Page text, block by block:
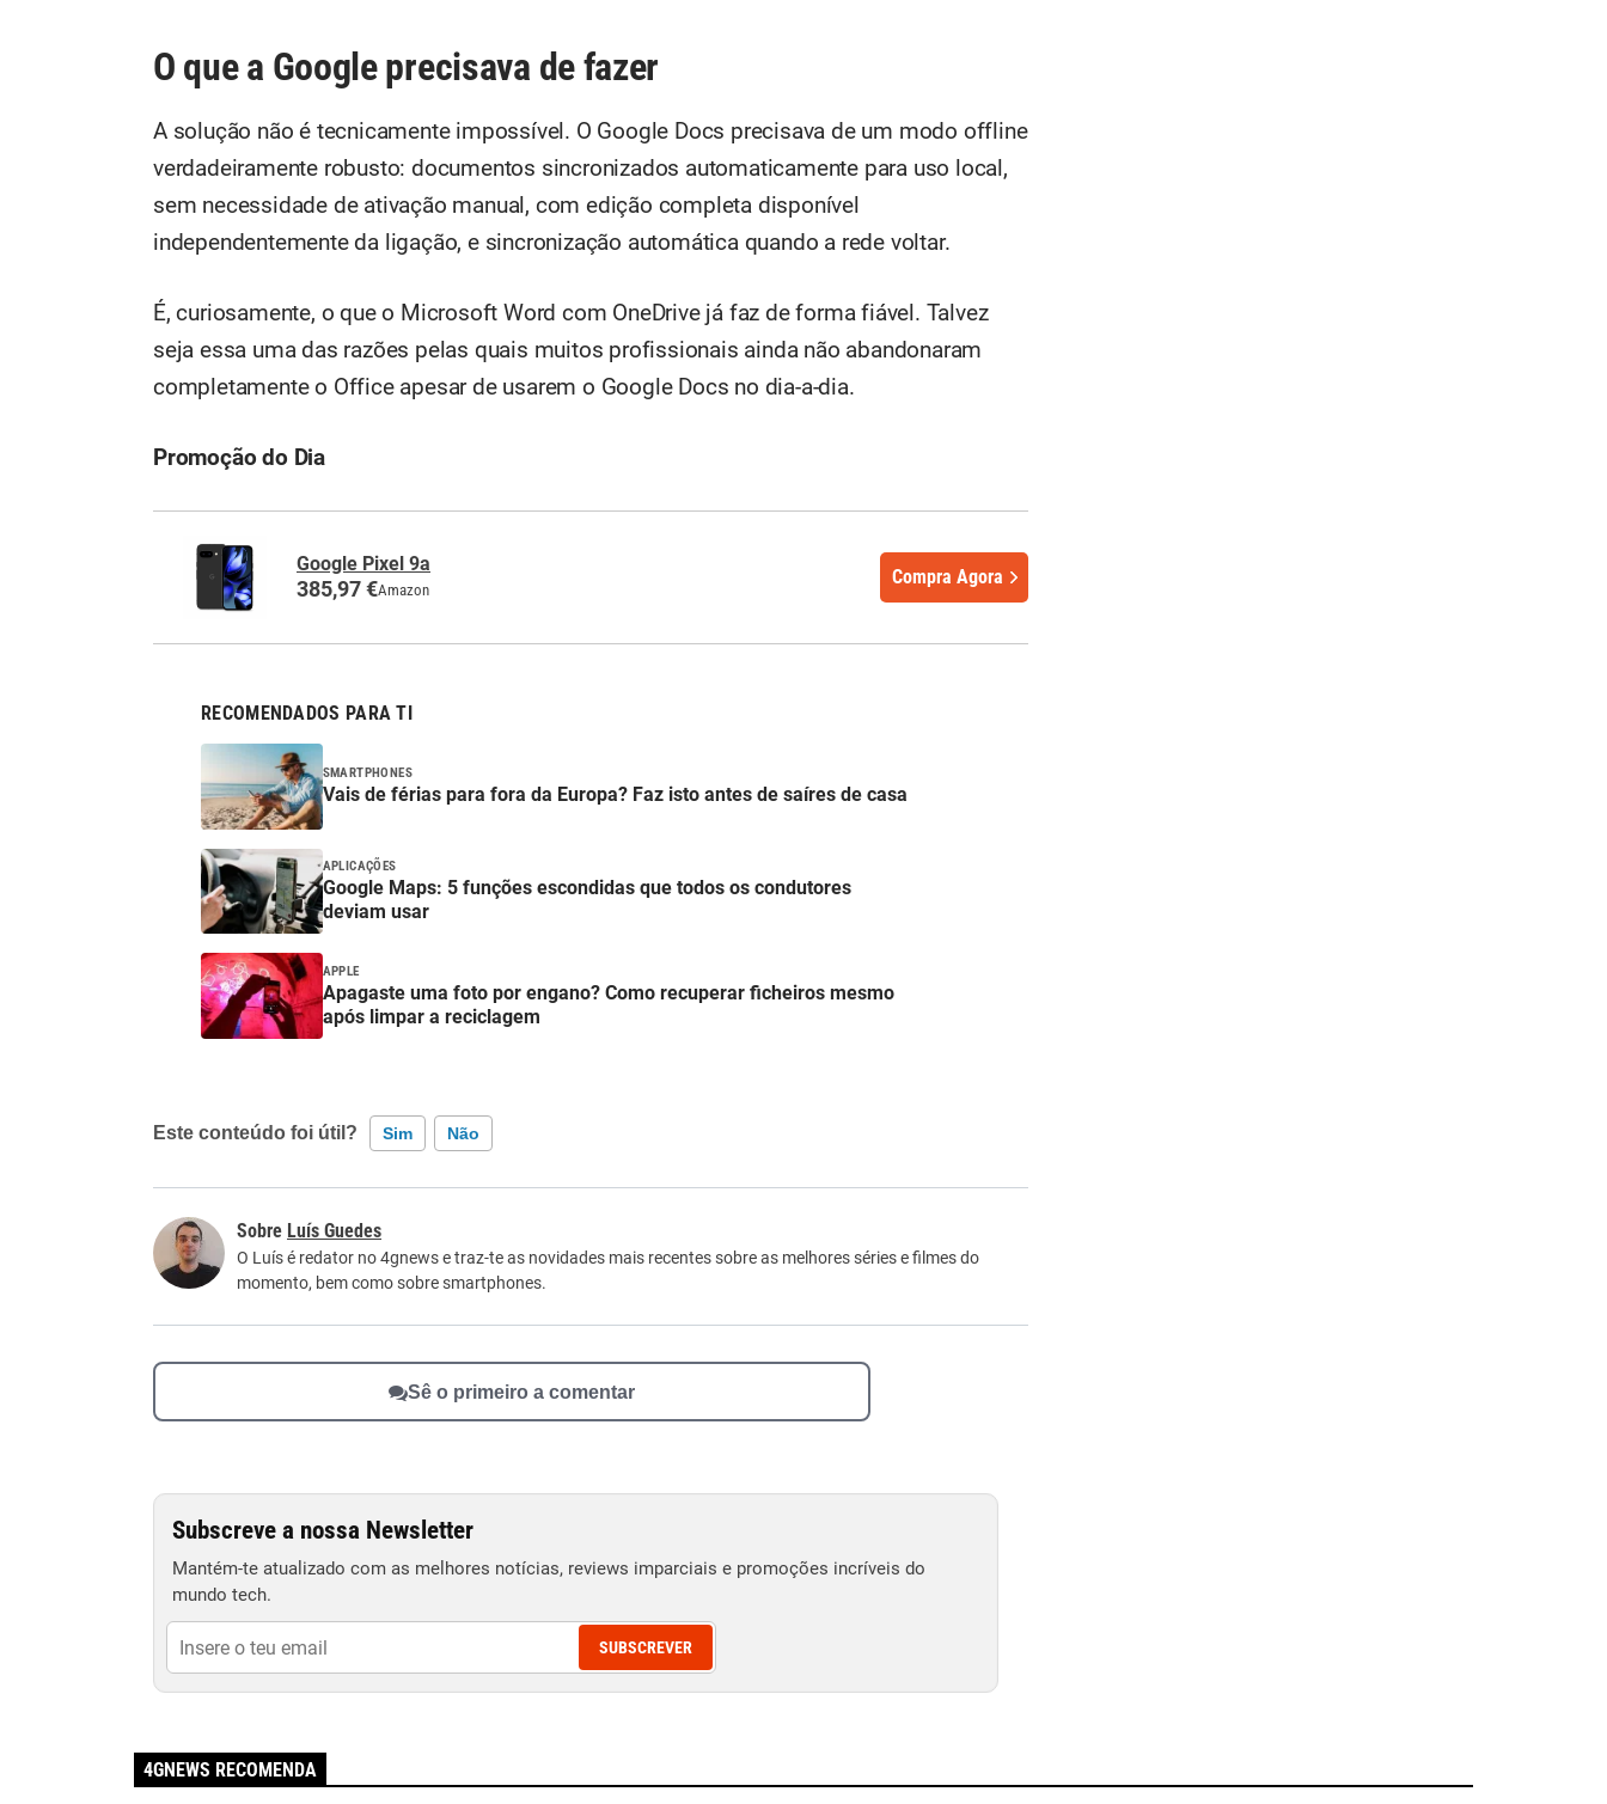
O que a Google precisava de fazer
A solução não é tecnicamente impossível. O Google Docs precisava de um modo offline
verdadeiramente robusto: documentos sincronizados automaticamente para uso local,
sem necessidade de ativação manual, com edição completa disponível
independentemente da ligação, e sincronização automática quando a rede voltar.
É, curiosamente, o que o Microsoft Word com OneDrive já faz de forma fiável. Talvez
seja essa uma das razões pelas quais muitos profissionais ainda não abandonaram
completamente o Office apesar de usarem o Google Docs no dia-a-dia.
Promoção do Dia
Google Pixel 9a
385,97 €Amazon
Compra Agora
RECOMENDADOS PARA TI
SMARTPHONES
Vais de férias para fora da Europa? Faz isto antes de saíres de casa
APLICAÇÕES
Google Maps: 5 funções escondidas que todos os condutores
deviam usar
APPLE
Apagaste uma foto por engano? Como recuperar ficheiros mesmo
após limpar a reciclagem
Este conteúdo foi útil? Sim Não
Este conteúdo não tem a informação que procuro
Luís Guedes
O Luís é redator no 4gnews e traz-te as novidades mais recentes sobre as melhores séries e filmes do
momento, bem como sobre smartphones.
Sê o primeiro a comentar
Subscreve a nossa Newsletter
Mantém-te atualizado com as melhores notícias, reviews imparciais e promoções incríveis do
mundo tech.
SUBSCREVER
4GNEWS RECOMENDA